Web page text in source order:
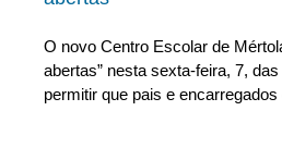
O novo Centro Escolar de
abertas” nesta sexta-feira, 7,
permitir que pais e encarregados